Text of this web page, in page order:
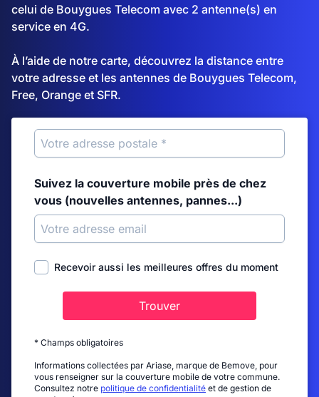
celui de Bouygues Telecom avec 2 antenne(s) en
service en 4G.
À l’aide de notre carte, découvrez la distance entre
votre adresse et les antennes de Bouygues Telecom,
Free, Orange et SFR.
Suivez la couverture mobile près de chez
vous (nouvelles antennes, pannes...)
Recevoir aussi les meilleures offres du moment
Trouver
* Champs obligatoires
Informations collectées par Ariase, marque de Bemove, pour
vous renseigner sur la couverture mobile de votre commune.
Consultez notre politique de confidentialité et de gestion de